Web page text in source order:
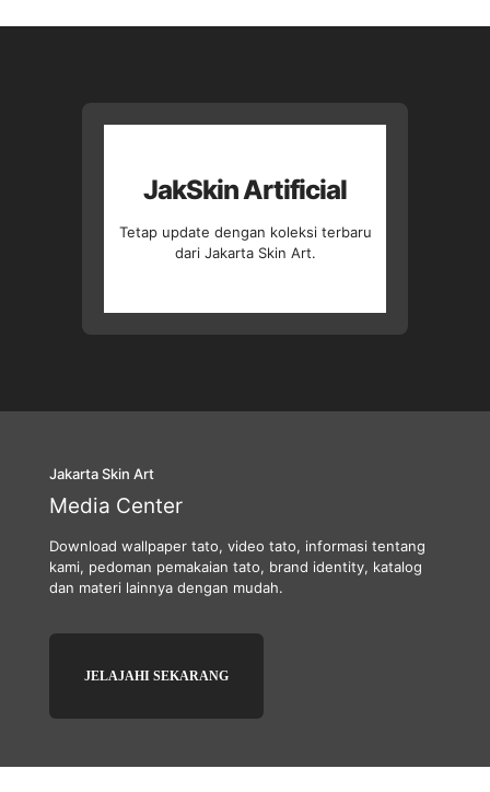
Rp37.500.adalah:
JakSkin Artificial
Tetap update dengan koleksi terbaru
dari Jakarta Skin Art.
Jakarta Skin Art
Media Center
Download wallpaper tato, video tato, informasi tentang
kami, pedoman pemakaian tato, brand identity, katalog
dan materi lainnya dengan mudah.
JELAJAHI SEKARANG